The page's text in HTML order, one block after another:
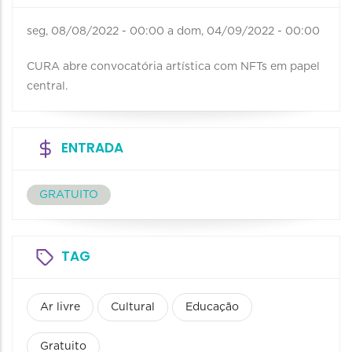
seg, 08/08/2022 - 00:00 a dom, 04/09/2022 - 00:00
CURA abre convocatória artística com NFTs em papel
central.
ENTRADA
GRATUITO
TAG
Ar livre Cultural Educação
Gratuito